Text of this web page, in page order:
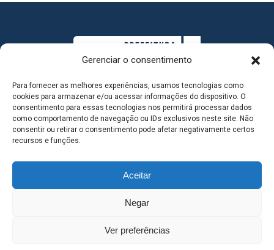
Gerenciar o consentimento
Para fornecer as melhores experiências, usamos tecnologias como
cookies para armazenar e/ou acessar informações do dispositivo. O
consentimento para essas tecnologias nos permitirá processar dados
como comportamento de navegação ou IDs exclusivos neste site. Não
consentir ou retirar o consentimento pode afetar negativamente certos
recursos e funções.
Aceitar
Negar
Ver preferências
MAPA DO SITE
SEDE DO ADMINISTRATIVO MUNICIPAL - Avenida